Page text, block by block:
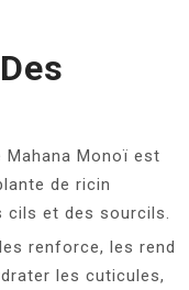
Monoï est
de ricin
cils et des sourcils.
les renforce, les rend
les cuticules,